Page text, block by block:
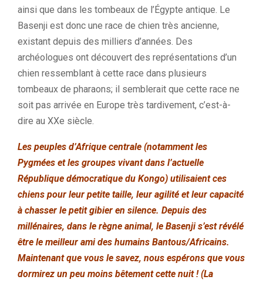
ainsi que dans les tombeaux de l’Égypte antique. Le
Basenji est donc une race de chien très ancienne,
existant depuis des milliers d’années. Des
archéologues ont découvert des représentations d’un
chien ressemblant à cette race dans plusieurs
tombeaux de pharaons; il semblerait que cette race ne
soit pas arrivée en Europe très tardivement, c’est-à-
dire au XXe siècle.
Les peuples d’Afrique centrale (notamment les
Pygmées et les groupes vivant dans l’actuelle
République démocratique du Kongo) utilisaient ces
chiens pour leur petite taille, leur agilité et leur capacité
à chasser le petit gibier en silence. Depuis des
millénaires, dans le règne animal, le Basenji s’est révélé
être le meilleur ami des humains Bantous/Africains.
Maintenant que vous le savez, nous espérons que vous
dormirez un peu moins bêtement cette nuit ! (La